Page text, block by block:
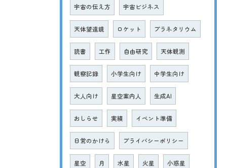
宇宙の伝え方 宇宙ビジネス
天体望遠鏡 ロケット プラネタリウム
読書 工作 自由研究 天体観測
観察記録 小学生向け 中学生向け
大人向け 星空案内人 生成AI
おしらせ 実績 イベント準備
日常のかけら プライバシーポリシー
星空 月 水星 火星 小惑星